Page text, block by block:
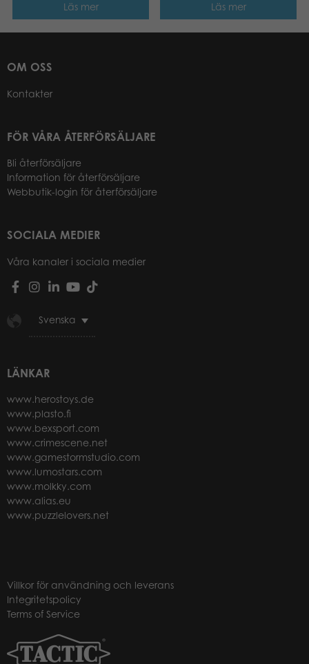
Läs mer Läs mer
OM OSS
Kontakter
FÖR VÅRA ÅTERFÖRSÄLJARE
Bli återförsäljare
Information för återförsäljare
Webbutik-login för återförsäljare
SOCIALA MEDIER
Våra kanaler i sociala medier
Svenska
LÄNKAR
www.herostoys.de
www.plasto.fi
www.bexsport.com
www.crimescene.net
www.gamestormstudio.com
www.lumostars.com
www.molkky.com
www.alias.eu
www.puzzlelovers.net
Villkor för användning och leverans
Integritetspolicy
Terms of Service